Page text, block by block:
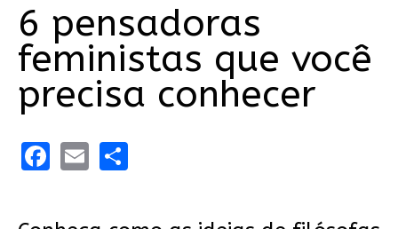
6 pensadoras
feministas que você
precisa conhecer
Facebook
EmailShare